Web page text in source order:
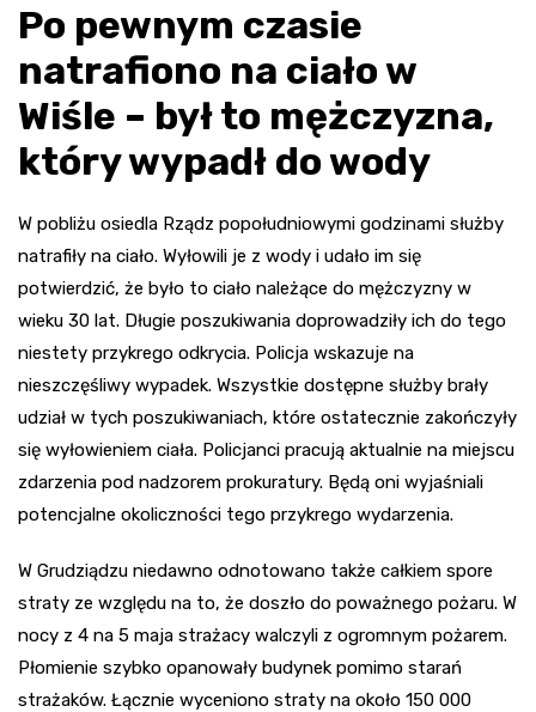
Po pewnym czasie
natrafiono na ciało w
Wiśle – był to mężczyzna,
który wypadł do wody
W pobliżu osiedla Rządz popołudniowymi godzinami służby
natrafiły na ciało. Wyłowili je z wody i udało im się
potwierdzić, że było to ciało należące do mężczyzny w
wieku 30 lat. Długie poszukiwania doprowadziły ich do tego
niestety przykrego odkrycia. Policja wskazuje na
nieszczęśliwy wypadek. Wszystkie dostępne służby brały
udział w tych poszukiwaniach, które ostatecznie zakończyły
się wyłowieniem ciała. Policjanci pracują aktualnie na miejscu
zdarzenia pod nadzorem prokuratury. Będą oni wyjaśniali
potencjalne okoliczności tego przykrego wydarzenia.
W Grudziądzu niedawno odnotowano także całkiem spore
straty ze względu na to, że doszło do poważnego pożaru. W
nocy z 4 na 5 maja strażacy walczyli z ogromnym pożarem.
Płomienie szybko opanowały budynek pomimo starań
strażaków. Łącznie wyceniono straty na około 150 000